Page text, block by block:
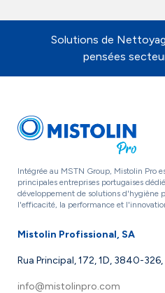
Solutions de
pensées
Intégrée au MSTN Group, Mistolin Pro
principales entreprises portugaises
développement de solutions d'hygiène
l'efficacité, la performance et
Mistolin Profissional, SA
Rua Principal, 172, 1D, 3840-
info@mistolinpro.com